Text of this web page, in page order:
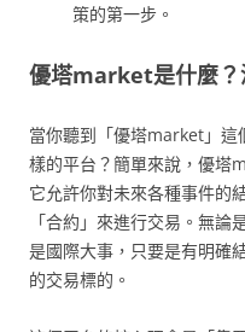
策的第一步。
優塔market是什麼？
當你聽到「優塔market」這
樣的平台？簡單來說，優塔
它允許你對未來各種事件的
「合約」來進行交易。無
是國際大事，只要是有明確
的交易標的。